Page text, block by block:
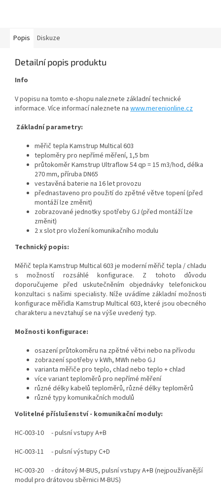
Popis Diskuze
Detailní popis produktu
Info
V popisu na tomto e-shopu naleznete základní technické
informace. Více informací naleznete na www.merenionline.cz
Základní parametry:
měřič tepla Kamstrup Multical 603
teploměry pro nepřímé měření, 1,5 bm
průtokoměr Kamstrup Ultraflow 54 qp = 15 m3/hod, délka
270 mm, příruba DN65
vestavěná baterie na 16 let provozu
přednastaveno pro použití do zpětné větve topení (před
montáží lze změnit)
zobrazované jednotky spotřeby GJ (před montáží lze
změnit)
2 x slot pro vložení komunikačního modulu
Technický popis:
Měřič tepla Kamstrup Multical 603 je moderní měřič tepla / chladu
s možností rozsáhlé konfigurace. Z tohoto důvodu
doporučujeme před uskutečněním objednávky telefonickou
konzultaci s našimi specialisty. Níže uvádíme základní možnosti
konfigurace měřidla Kamstrup Multical 603, které jsou obecného
charakteru a nevztahují se na výše uvedený typ.
Možnosti konfigurace:
osazení průtokoměru na zpětné větvi nebo na přívodu
zobrazení spotřeby v kWh, MWh nebo GJ
varianta měřiče pro teplo, chlad nebo teplo + chlad
více variant teploměrů pro nepřímé měření
různé délky kabelů teploměrů, různé délky teploměrů
různé typy komunikačních modulů
Volitelné příslušenství - komunikační moduly:
HC-003-10 - pulsní vstupy A+B
HC-003-11 - pulsní výstupy C+D
HC-003-20 - drátový M-BUS, pulsní vstupy A+B (nejpoužívanější
modul pro drátovou sběrnici M-BUS)